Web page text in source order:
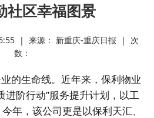
社区幸福图景
| 来源： 新重庆-重庆日报 | 次
数：
的生命线。近年来，保利物业
进阶行动”服务提升计划，以工
年，该公司更是以保利天汇、